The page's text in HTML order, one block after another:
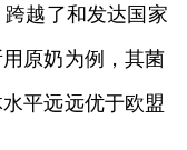
越了和发达国家
原奶为例，其菌
平远远优于欧盟